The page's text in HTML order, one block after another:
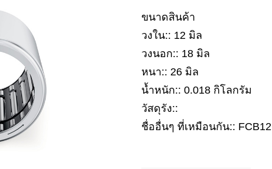
ขนาดสินค้า
วงใน:: 12 มิล
วงนอก:: 18 มิล
หนา:: 26 มิล
น้ำหนัก:: 0.018 กิโลกรัม
วัสดุรัง::
ชื่ออื่นๆ ที่เหมือนกัน::